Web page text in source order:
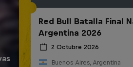
Red Bull Batalla Final
Argentina 2026
2 Octubre 2026
Buenos Aires, Argentina